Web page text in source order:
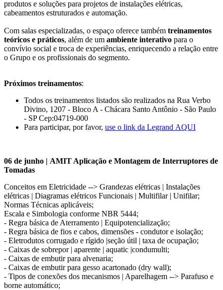
produtos e soluções para projetos de instalações elétricas,
cabeamentos estruturados e automação.
Com salas especializadas, o espaço oferece também treinamentos
teóricos e práticos, além de um ambiente interativo para o
convívio social e troca de experiências, enriquecendo a relação entre
o Grupo e os profissionais do segmento.
Próximos treinamentos:
Todos os treinamentos listados são realizados na Rua Verbo
Divino, 1207 - Bloco A - Chácara Santo Antônio - São Paulo
- SP Cep:04719-000
Para participar, por favor, use o link da Legrand AQUI
06 de junho | AMIT Aplicação e Montagem de Interruptores de
Tomadas
Conceitos em Eletricidade --> Grandezas elétricas | Instalações
elétricas | Diagramas elétricos Funcionais | Multifilar | Unifilar;
Normas Técnicas aplicáveis;
Escala e Simbologia conforme NBR 5444;
- Regra básica de Aterramento | Equipotencialização;
- Regra básica de fios e cabos, dimensões - condutor e isolação;
- Eletrodutos corrugado e rígido |seção útil | taxa de ocupação;
- Caixas de sobrepor | aparente | aquatic |condumulti;
- Caixas de embutir para alvenaria;
- Caixas de embutir para gesso acartonado (dry wall);
- Tipos de conexões dos mecanismos | Aparelhagem --> Parafuso e
borne automático;